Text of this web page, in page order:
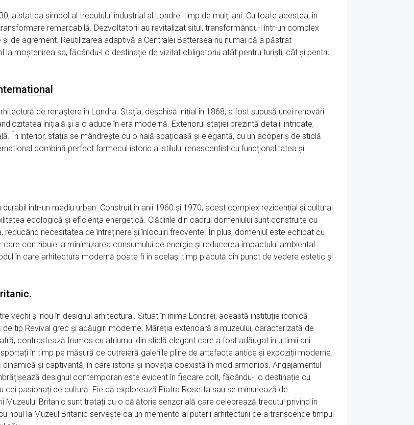
a stat ca simbol al trecutului industrial al Londrei timp de mulți ani. Cu toate acestea, în
remarcabilă. Dezvoltatorii au revitalizat situl, transformându-l într-un complex
de agrement. Reutilizarea adaptivă a Centralei Battersea nu numai că a păstrat
moștenirea sa, făcându-l o destinație de vizitat obligatoriu atât pentru turiști, cât și pentru
de renaștere în Londra. Stația, deschisă inițial în 1868, a fost supusă unei renovări
inițială și a o aduce în era modernă. Exteriorul stației prezintă detalii intricate,
În interior, stația se mândrește cu o hală spațioasă și elegantă, cu un acoperiș de sticlă
combină perfect farmecul istoric al stilului renascentist cu funcționalitatea și
într-un mediu urban. Construit în anii 1960 și 1970, acest complex rezidențial și cultural
ecologică și eficiența energetică. Clădirile din cadrul domeniului sunt construite cu
necesitatea de întreținere și înlocuiri frecvente. În plus, domeniul este echipat cu
contribuie la minimizarea consumului de energie și reducerea impactului ambiental
în care arhitectura modernă poate fi în același timp plăcută din punct de vedere estetic și
vechi și nou în designul arhitectural. Situat în inima Londrei, această instituție iconică
tip Revival grec și adăugiri moderne. Măreția exterioară a muzeului, caracterizată de
contrastează frumos cu atriumul din sticlă elegant care a fost adăugat în ultimii ani.
în timp pe măsură ce cutreieră galeriile pline de artefacte antice și expoziții moderne.
și captivantă, în care istoria și inovația coexistă în mod armonios. Angajamentul
designul contemporan este evident în fiecare colț, făcându-l o destinație cu
pasionați de cultură. Fie că explorează Piatra Rosetta sau se minunează de
Britanic sunt tratați cu o călătorie senzorială care celebrează trecutul privind în
noul la Muzeul Britanic servește ca un memento al puterii arhitecturii de a transcende timpul